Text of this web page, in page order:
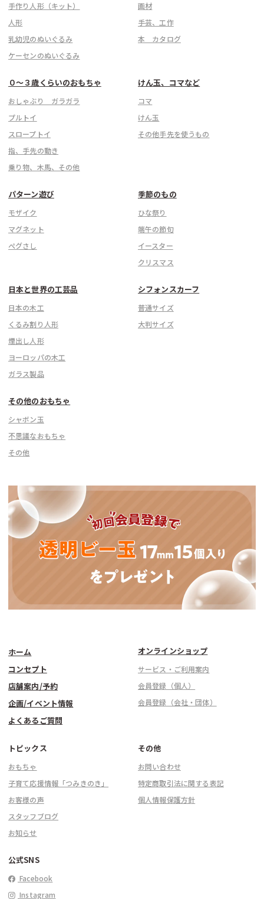
手作り人形（キット）
人形
乳幼児のぬいぐるみ
ケーセンのぬいぐるみ
画材
手芸、工作
本 カタログ
０〜３歳くらいのおもちゃ
おしゃぶり ガラガラ
プルトイ
スロープトイ
指、手先の動き
乗り物、木馬、その他
けん玉、コマなど
コマ
けん玉
その他手先を使うもの
パターン遊び
モザイク
マグネット
ぺグさし
季節のもの
ひな祭り
端午の節句
イースター
クリスマス
日本と世界の工芸品
日本の木工
くるみ割り人形
煙出し人形
ヨーロッパの木工
ガラス製品
シフォンスカーフ
普通サイズ
大判サイズ
その他のおもちゃ
シャボン玉
不思議なおもちゃ
その他
ホーム
コンセプト
店舗案内/予約
企画/イベント情報
よくあるご質問
オンラインショップ
サービス・ご利用案内
会員登録（個人）
会員登録（会社・団体）
トピックス
おもちゃ
子育て応援情報「つみきのき」
お客様の声
スタッフブログ
お知らせ
その他
お問い合わせ
特定商取引法に関する表記
個人情報保護方針
公式SNS
Facebook
Instagram